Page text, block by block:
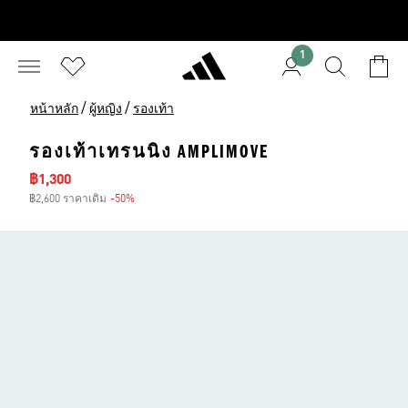
1
หน้าหลัก / ผู้หญิง / รองเท้า
รองเท้าเทรนนิง AMPLIMOVE
ราคาลด
฿1,300
฿2,600 ราคาเดิม -50%